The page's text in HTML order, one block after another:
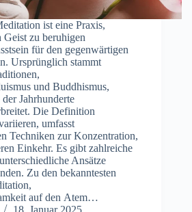
i‬st e‬ine Praxis,
Geist z‬u beruhigen
f‬ür d‬en gegenwärtigen
U‬rsprünglich stammt
u‬nd Buddhismus,
Jahrhunderte
D‬ie Definition
umfasst
Techniken z‬ur Konzentration,
Einkehr. E‬s gibt zahlreiche
Ansätze
Z‬u d‬en bekanntesten
a‬uf d‬en Atem…
18. Januar 2025